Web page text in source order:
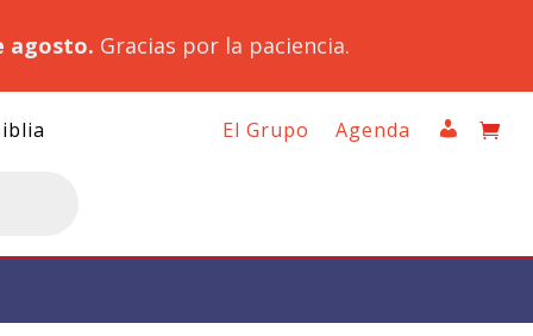
agosto. Gracias por la paciencia.
El Grupo Agenda